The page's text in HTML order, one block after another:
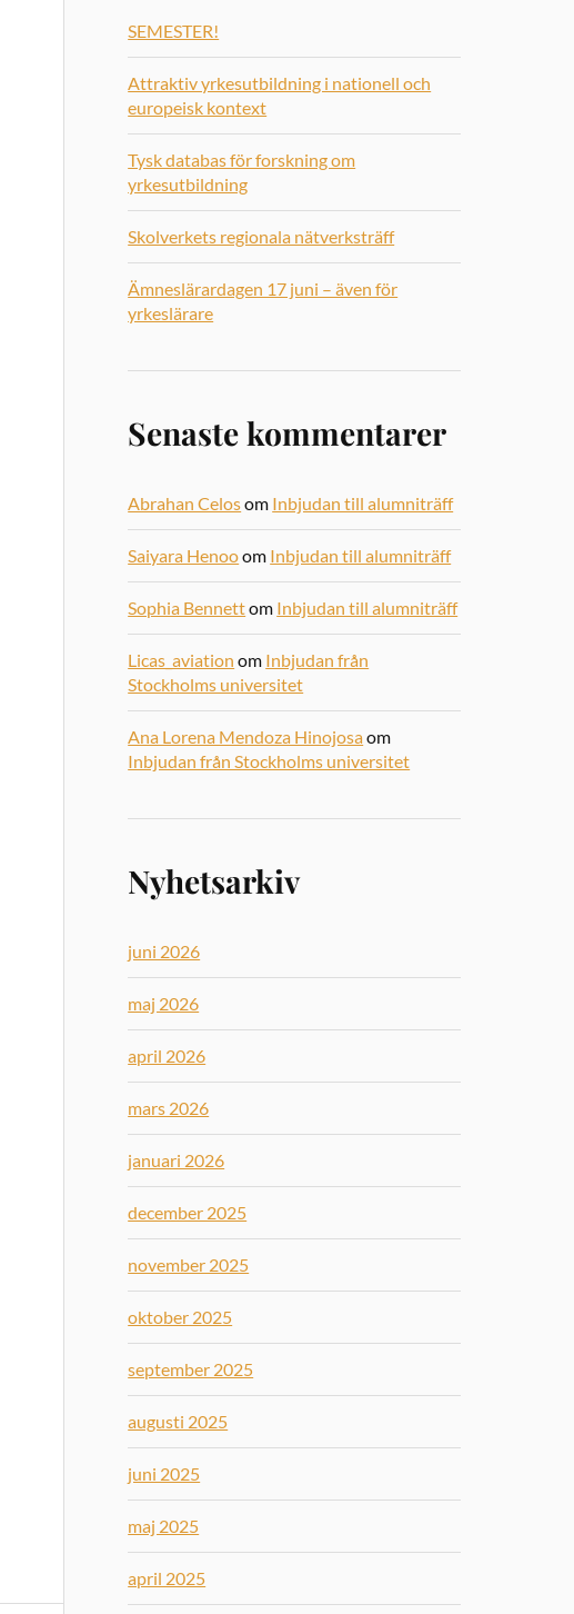
SEMESTER!
Attraktiv yrkesutbildning i nationell och
europeisk kontext
Tysk databas för forskning om
yrkesutbildning
Skolverkets regionala nätverksträff
Ämneslärardagen 17 juni – även för
yrkeslärare
Senaste kommentarer
Abrahan Celosom Inbjudan till alumniträff
Saiyara Henooom Inbjudan till alumniträff
Sophia Bennettom Inbjudan till alumniträff
Licas_aviation om Inbjudan från
Stockholms universitet
Ana Lorena Mendoza Hinojosaom
Inbjudan från Stockholms universitet
Nyhetsarkiv
juni 2026
maj 2026
april 2026
mars 2026
januari 2026
december 2025
november 2025
oktober 2025
september 2025
augusti 2025
juni 2025
maj 2025
april 2025